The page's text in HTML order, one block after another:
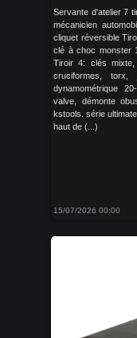
Servante d'atelier 7
mécanicien
cliquet réversible
clé à choc monster
Tiroir 4: clés
cruciformes,
dynamométrique
valve, démonte
kstools. série
haut de (...)
15/07/2026 00:00